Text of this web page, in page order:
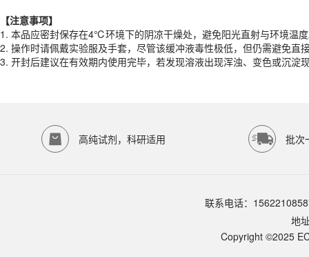
货期
1-2天
规格
500ml
应用领域
ECOTOP SCIENTIFIC
SCIENTIFIC常规库存产品一般1-3个工作日内发货。如遇缺
可以通过电话（15622108587）或在线客服联系我们的技术支持团队
【注意事项】
1. 本品应密封保存在4℃环境下的阴凉干燥处，避免阳光直射与环境温
2. 操作时请佩戴实验服及手套，尽管该缓冲液毒性极低，但仍需避免
3. 开封后建议在有效期内使用完毕，若发现溶液出现浑浊、变色或沉淀
高纯试剂，科研适用 批次
联系电话：
地
Copyright ©2025